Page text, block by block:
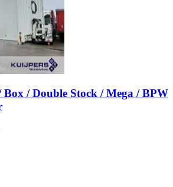
/ Double Stock / Mega / BPW